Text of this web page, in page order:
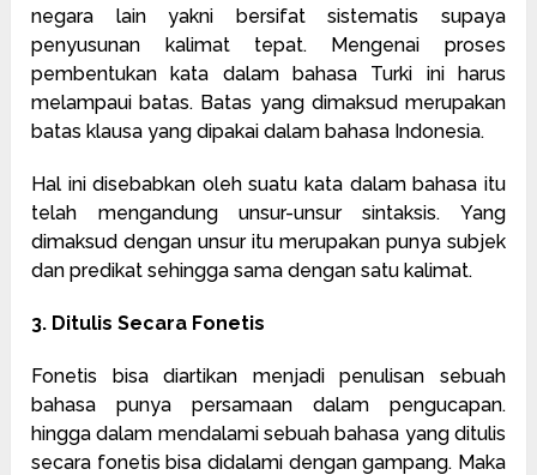
negara lain yakni bersifat sistematis supaya
penyusunan kalimat tepat. Mengenai proses
pembentukan kata dalam bahasa Turki ini harus
melampaui batas. Batas yang dimaksud merupakan
batas klausa yang dipakai dalam bahasa Indonesia.
Hal ini disebabkan oleh suatu kata dalam bahasa itu
telah mengandung unsur-unsur sintaksis. Yang
dimaksud dengan unsur itu merupakan punya subjek
dan predikat sehingga sama dengan satu kalimat.
3. Ditulis Secara Fonetis
Fonetis bisa diartikan menjadi penulisan sebuah
bahasa punya persamaan dalam pengucapan.
hingga dalam mendalami sebuah bahasa yang ditulis
secara fonetis bisa didalami dengan gampang. Maka